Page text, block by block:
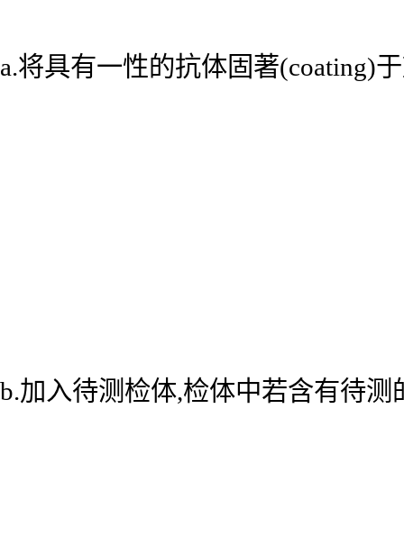
a.将具有一性的抗体固著(coating)
b.加入待测检体,检体中若含有待